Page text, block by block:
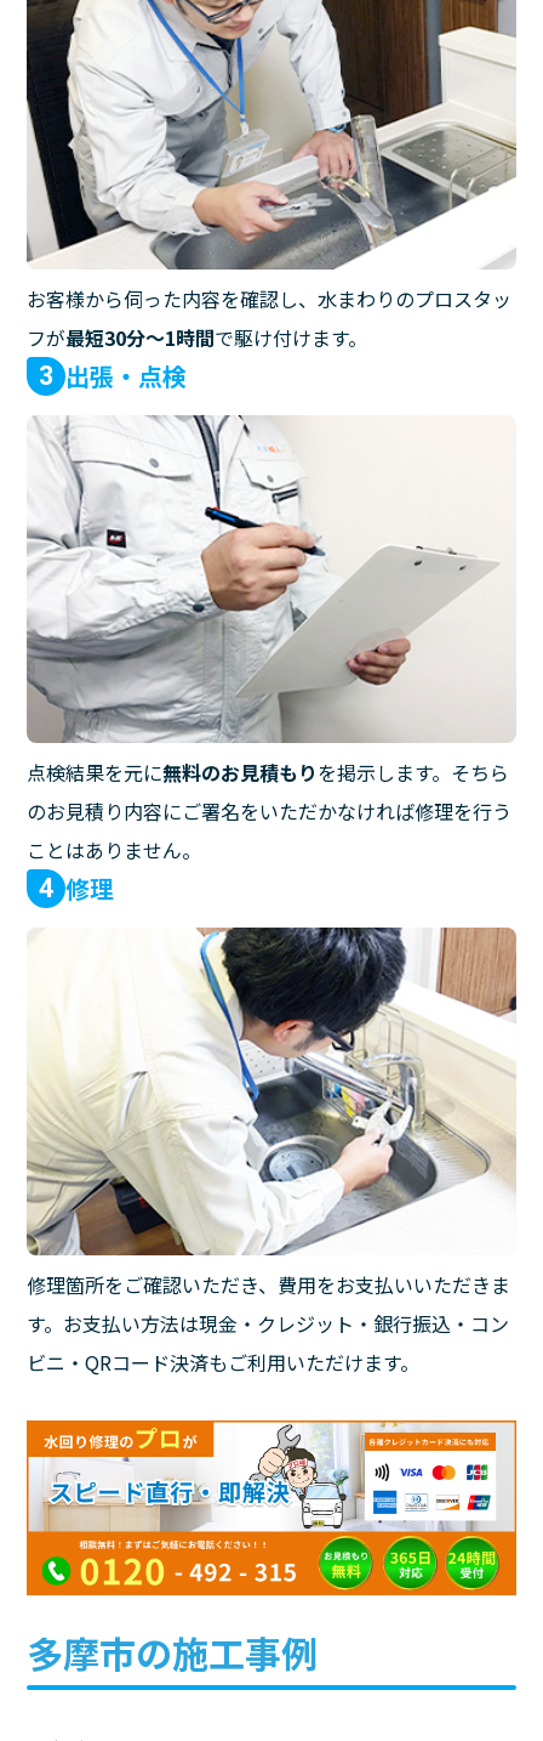
お客様から伺った内容を確認し、水まわりのプロスタッ
フが最短30分〜1時間で駆け付けます。
3 出張・点検
点検結果を元に無料のお見積もりを掲示します。そちら
のお見積り内容にご署名をいただかなければ修理を行う
ことはありません。
4 修理
修理箇所をご確認いただき、費用をお支払いいただきま
す。お支払い方法は現金・クレジット・銀行振込・コン
ビニ・QRコード決済もご利用いただけます。
多摩市の施工事例